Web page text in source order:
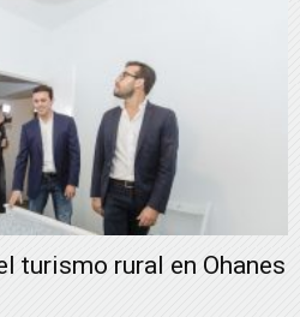
turismo rural en Ohanes